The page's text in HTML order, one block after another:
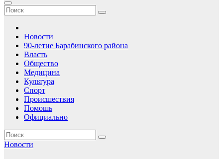
Новости
90-летие Барабинского района
Власть
Общество
Медицина
Культура
Спорт
Происшествия
Помошь
Официально
Новости